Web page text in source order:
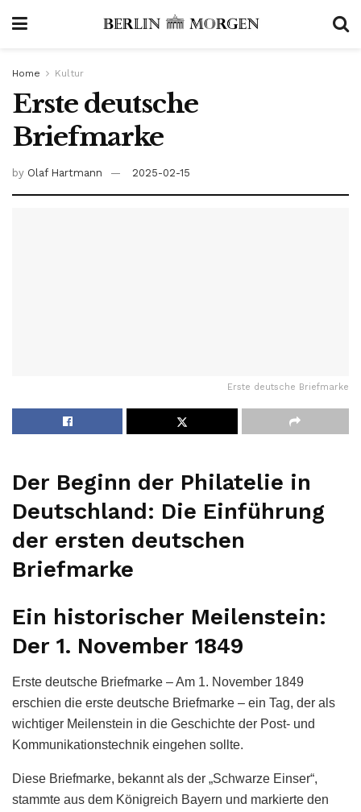
Home Kultur
Erste deutsche
Briefmarke
by Olaf Hartmann 2025-02-15
Erste deutsche Briefmarke
Der Beginn der Philatelie in
Deutschland: Die Einführung
der ersten deutschen
Briefmarke
Ein historischer Meilenstein:
Der 1. November 1849
Erste deutsche Briefmarke – Am 1. November 1849
erschien die erste deutsche Briefmarke – ein Tag, der als
wichtiger Meilenstein in die Geschichte der Post- und
Kommunikationstechnik eingehen sollte.
Diese Briefmarke, bekannt als der „Schwarze Einser“,
stammte aus dem Königreich Bayern und markierte den